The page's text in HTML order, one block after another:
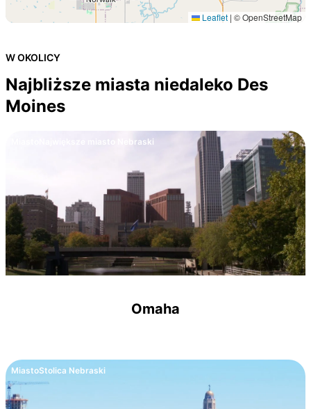
Leaflet | © OpenStreetMap
W OKOLICY
Najbliższe miasta niedaleko Des
Moines
Największe miasto Nebraski
Omaha
MiastoStolica Nebraski